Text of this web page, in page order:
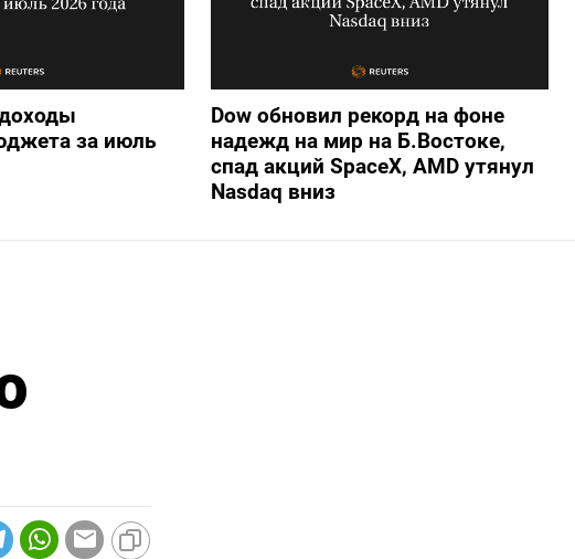
за июль
Dow обновил рекорд на фоне
надежд на мир на Б.Востоке,
спад акций SpaceX, AMD утянул
Nasdaq вниз